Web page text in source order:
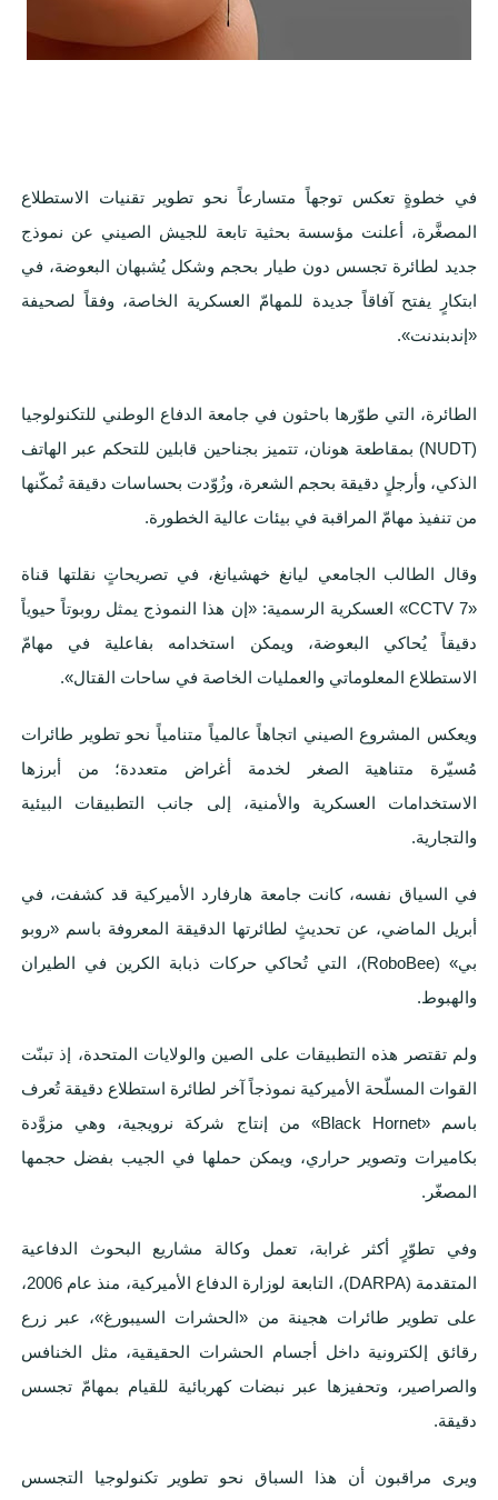
في خطوةٍ تعكس توجهاً متسارعاً نحو تطوير تقنيات الاستطلاع
المصغَّرة، أعلنت مؤسسة بحثية تابعة للجيش الصيني عن نموذج
جديد لطائرة تجسس دون طيار بحجم وشكل يُشبهان البعوضة، في
ابتكارٍ يفتح آفاقاً جديدة للمهامّ العسكرية الخاصة، وفقاً لصحيفة
«إندبندنت».
الطائرة، التي طوّرها باحثون في جامعة الدفاع الوطني للتكنولوجيا
(NUDT) بمقاطعة هونان، تتميز بجناحين قابلين للتحكم عبر الهاتف
الذكي، وأرجلٍ دقيقة بحجم الشعرة، وزُوّدت بحساسات دقيقة تُمكّنها
من تنفيذ مهامّ المراقبة في بيئات عالية الخطورة.
وقال الطالب الجامعي ليانغ خهشيانغ، في تصريحاتٍ نقلتها قناة
«CCTV 7» العسكرية الرسمية: «إن هذا النموذج يمثل روبوتاً حيوياً
دقيقاً يُحاكي البعوضة، ويمكن استخدامه بفاعلية في مهامّ
الاستطلاع المعلوماتي والعمليات الخاصة في ساحات القتال».
ويعكس المشروع الصيني اتجاهاً عالمياً متنامياً نحو تطوير طائرات
مُسيّرة متناهية الصغر لخدمة أغراض متعددة؛ من أبرزها
الاستخدامات العسكرية والأمنية، إلى جانب التطبيقات البيئية
والتجارية.
في السياق نفسه، كانت جامعة هارفارد الأميركية قد كشفت، في
أبريل الماضي، عن تحديثٍ لطائرتها الدقيقة المعروفة باسم «روبو
بي» (RoboBee)، التي تُحاكي حركات ذبابة الكرين في الطيران
والهبوط.
ولم تقتصر هذه التطبيقات على الصين والولايات المتحدة، إذ تبنّت
القوات المسلّحة الأميركية نموذجاً آخر لطائرة استطلاع دقيقة تُعرف
باسم «Black Hornet» من إنتاج شركة نرويجية، وهي مزوَّدة
بكاميرات وتصوير حراري، ويمكن حملها في الجيب بفضل حجمها
المصغّر.
وفي تطوّرٍ أكثر غرابة، تعمل وكالة مشاريع البحوث الدفاعية
المتقدمة (DARPA)، التابعة لوزارة الدفاع الأميركية، منذ عام 2006،
على تطوير طائرات هجينة من «الحشرات السيبورغ»، عبر زرع
رقائق إلكترونية داخل أجسام الحشرات الحقيقية، مثل الخنافس
والصراصير، وتحفيزها عبر نبضات كهربائية للقيام بمهامّ تجسس
دقيقة.
ويرى مراقبون أن هذا السباق نحو تطوير تكنولوجيا التجسس